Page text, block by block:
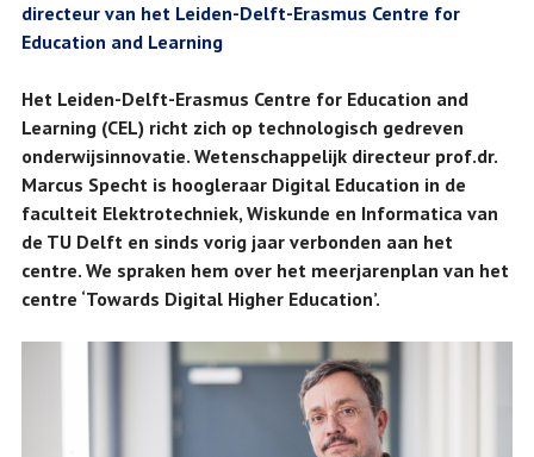
directeur van het Leiden-Delft-Erasmus Centre for
Education and Learning
Het Leiden-Delft-Erasmus Centre for Education and
Learning (CEL) richt zich op technologisch gedreven
onderwijsinnovatie. Wetenschappelijk directeur prof.dr.
Marcus Specht is hoogleraar Digital Education in de
faculteit Elektrotechniek, Wiskunde en Informatica van
de TU Delft en sinds vorig jaar verbonden aan het
centre. We spraken hem over het meerjarenplan van het
centre ‘Towards Digital Higher Education’.